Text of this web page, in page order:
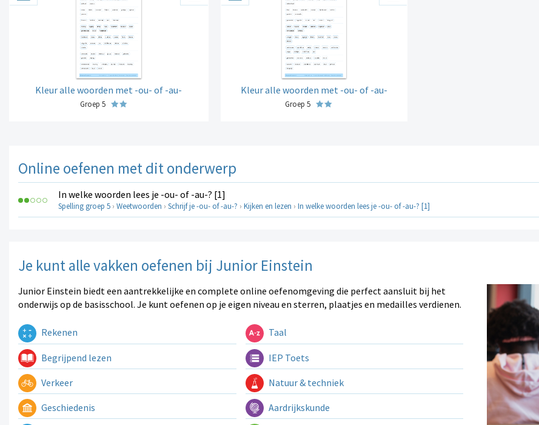
Kleur alle woorden met -ou- of -au-
Groep 5
Kleur alle woorden met -ou- of -au-
Groep 5
Online oefenen met dit onderwerp
In welke woorden lees je -ou- of -au-? [1]
Spelling groep 5 › Weetwoorden › Schrijf je -ou- of -au-? › Kijken en lezen › In welke woorden lees je -ou- of -au-? [1]
Je kunt alle vakken oefenen bij Junior Einstein
Junior Einstein biedt een aantrekkelijke en complete online oefenomgeving die perfect aansluit bij het
onderwijs op de basisschool. Je kunt oefenen op je eigen niveau en sterren, plaatjes en medailles verdienen.
Rekenen Taal
Begrijpend lezen IEP Toets
Verkeer Natuur & techniek
Geschiedenis Aardrijkskunde